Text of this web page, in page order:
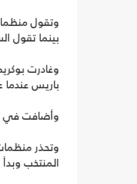
وتقول
بينما تقول
باريس
وأضافت في
وتحذر
المنتخب وبدأ